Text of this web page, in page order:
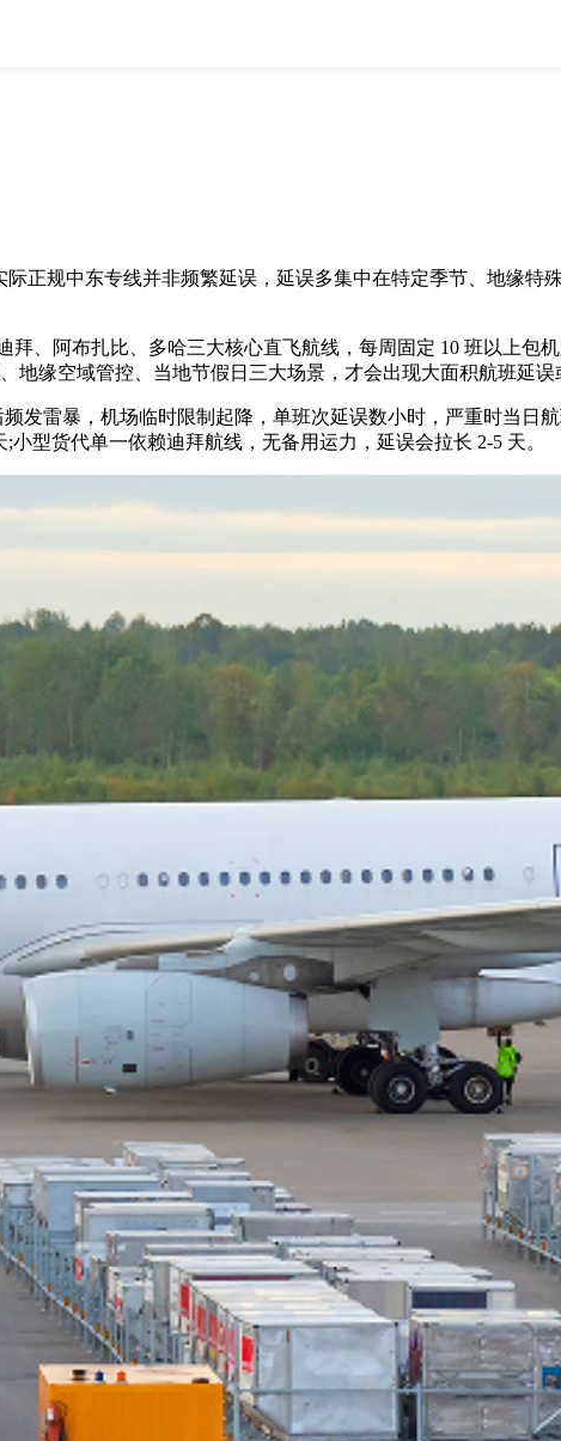
规中东专线并非频繁延误，延误多集中在特定季节、地缘特
阿布扎比、多哈三大核心直飞航线，每周固定 10 班以上包
缘空域管控、当地节假日三大场景，才会出现大面积航班延误
雷暴，机场临时限制起降，单班次延误数小时，严重时当日
型货代单一依赖迪拜航线，无备用运力，延误会拉长 2-5 天。